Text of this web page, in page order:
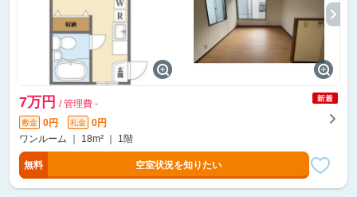
7万円 / 管理費 -
敷金 0円 礼金
0円
ワンルーム ｜ 18m² ｜ 1階
無料 空室状況を知りたい